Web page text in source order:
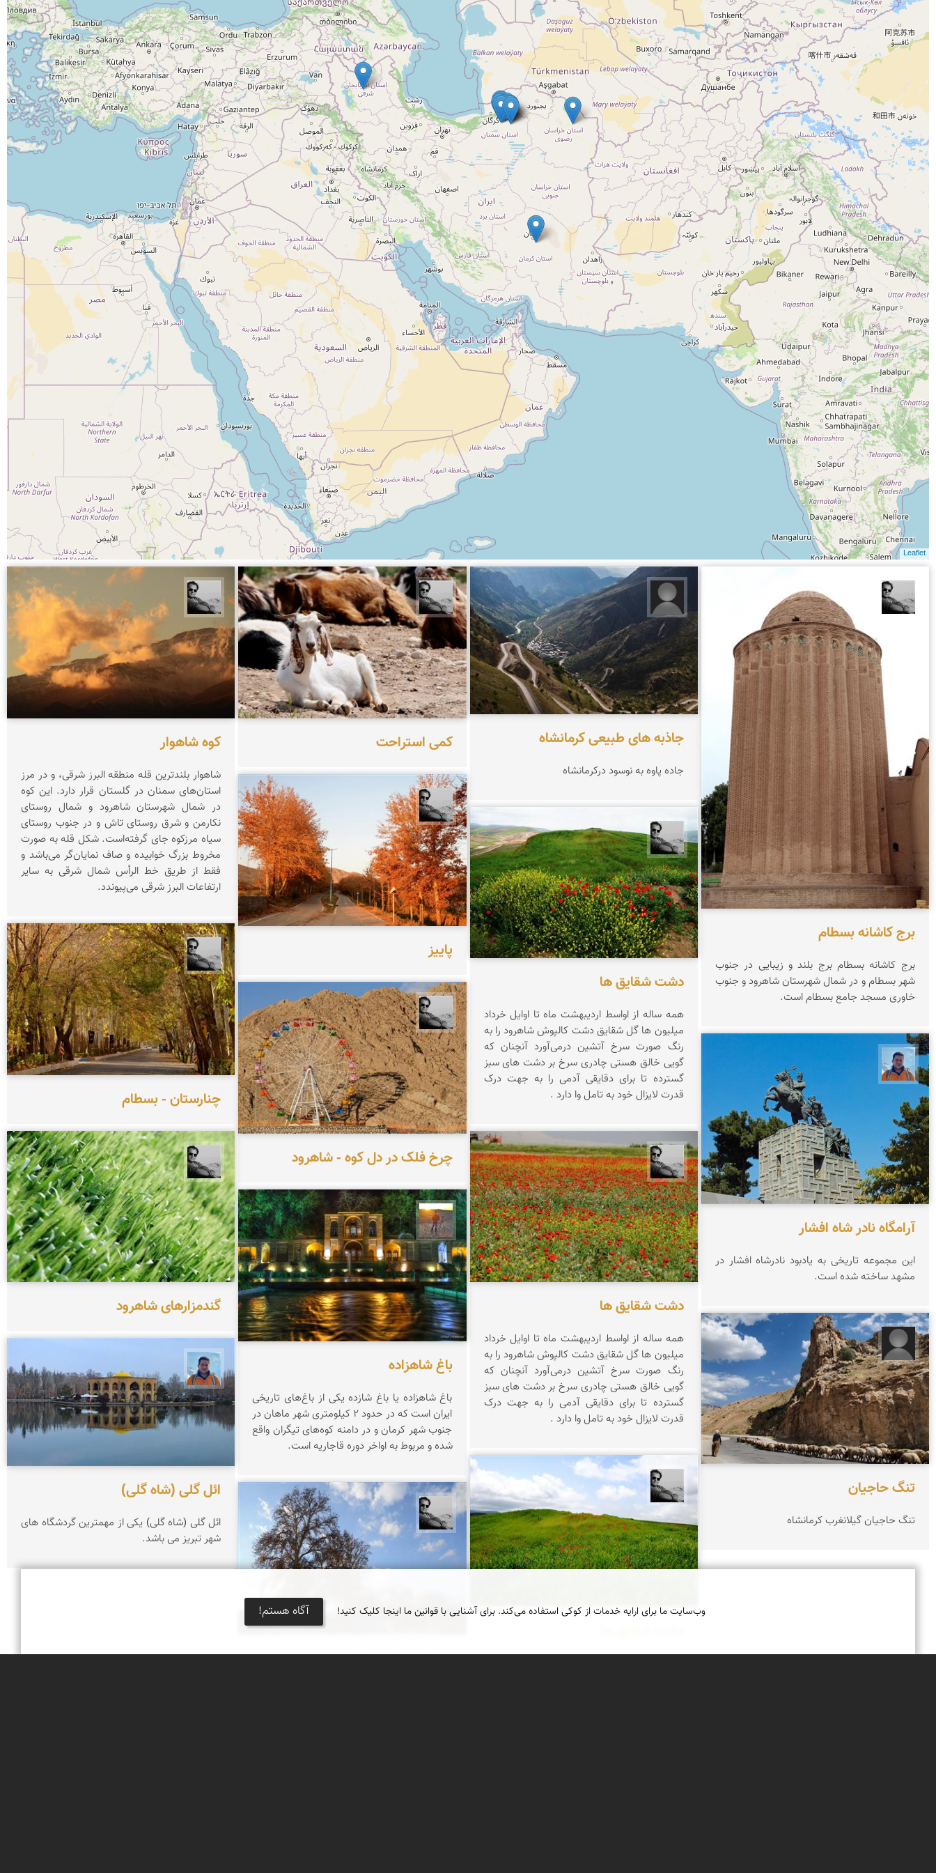
Leaflet
برج کاشانه بسطام
برج کاشانه بسطام برج بلند و زیبایی در جنوب
شهر بسطام و در شمال شهرستان شاهرود و جنوب
خاوری مسجد جامع بسطام است.
آرامگاه نادر شاه افشار
این مجموعه تاریخی به یادبود نادرشاه افشار در
مشهد ساخته شده است.
غلامحسین محبی
تنگ حاجیان
تنگ حاجیان گیلانغرب کرمانشاه
غلامحسین محبی
جاذبه های طبیعی کرمانشاه
جاده پاوه به نوسود درکرمانشاه
محمد رزازان
دشت شقایق ها
همه ساله از اواسط اردیبهشت ماه تا اوایل خرداد
میلیون ها گل شقایق دشت کالپوش شاهرود را به
رنگ صورت سرخ آتشین درمی‌آورد آنچنان که
گویی خالق هستی چادری سرخ بر دشت های سبز
گسترده تا برای دقایقی آدمی را به جهت درک
قدرت لایزال خود به تامل وا دارد .
محمد رزازان
دشت شقایق ها
همه ساله از اواسط اردیبهشت ماه تا اوایل خرداد
میلیون ها گل شقایق دشت کالپوش شاهرود را به
رنگ صورت سرخ آتشین درمی‌آورد آنچنان که
گویی خالق هستی چادری سرخ بر دشت های سبز
گسترده تا برای دقایقی آدمی را به جهت درک
قدرت لایزال خود به تامل وا دارد .
محمد رزازان
محمد رزازان
کمی استراحت
محمد رزازان
پاییز
محمد رزازان
چرخ فلک در دل کوه - شاهرود
مهدی مخلصیان
باغ شاهزاده
باغ شاهزاده یا باغ شازده یکی از باغ‌‌های تاریخی
ایران است که در حدود ۲ کیلومتری شهر ماهان در
جنوب شهر کرمان و در دامنه کوه‌های تیگران واقع
شده و مربوط به اواخر دوره قاجاریه است.
محمد رزازان
درختان چنار در شاهرود
کوه شاهوار
شاهوار بلندترین قله منطقه البرز شرقی، و در مرز
استان‌های سمنان در گلستان قرار دارد. این کوه
در شمال شهرستان شاهرود و شمال روستای
نکارمن و شرق روستای تاش و در جنوب روستای
سیاه مرزکوه جای گرفته‌است. شکل قله به صورت
مخروط بزرگ خوابیده و صاف نمایان‌گر می‌باشد و
فقط از طریق خط الرأس شمال شرقی به سایر
ارتفاعات البرز شرقی می‌پیوندد.
محمد رزازان
چنارستان - بسطام
محمد رزازان
گندمزارهای شاهرود
ائل گلی (شاه گلی)
ائل گلی (شاه گلی) یكی از مهمترین گردشگاه های
شهر تبریز می باشد.
وب‌سایت ما برای ارایه خدمات از کوکی استفاده می‌کند. برای آشنایی با قوانین ما اینجا کلیک کنید! آگاه هستم!